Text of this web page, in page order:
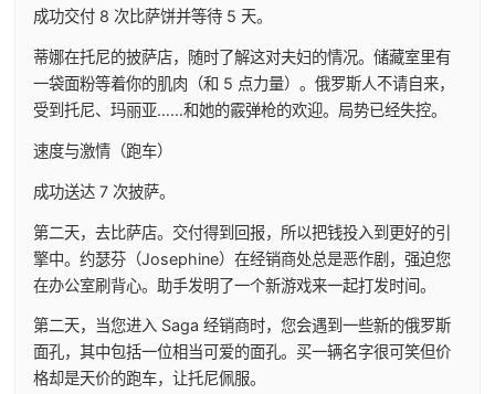
成功交付 8 次比萨饼并等待 5 天。
蒂娜在托尼的披萨店，随时了解这对夫妇的情况。储藏室里有
一袋面粉等着你的肌肉（和 5 点力量）。俄罗斯人不请自来，
受到托尼、玛丽亚……和她的霰弹枪的欢迎。局势已经失控。
速度与激情（跑车）
成功送达 7 次披萨。
第二天，去比萨店。交付得到回报，所以把钱投入到更好的引
擎中。约瑟芬（Josephine）在经销商处总是恶作剧，强迫您
在办公室刷背心。助手发明了一个新游戏来一起打发时间。
第二天，当您进入 Saga 经销商时，您会遇到一些新的俄罗斯
面孔，其中包括一位相当可爱的面孔。买一辆名字很可笑但价
格却是天价的跑车，让托尼佩服。